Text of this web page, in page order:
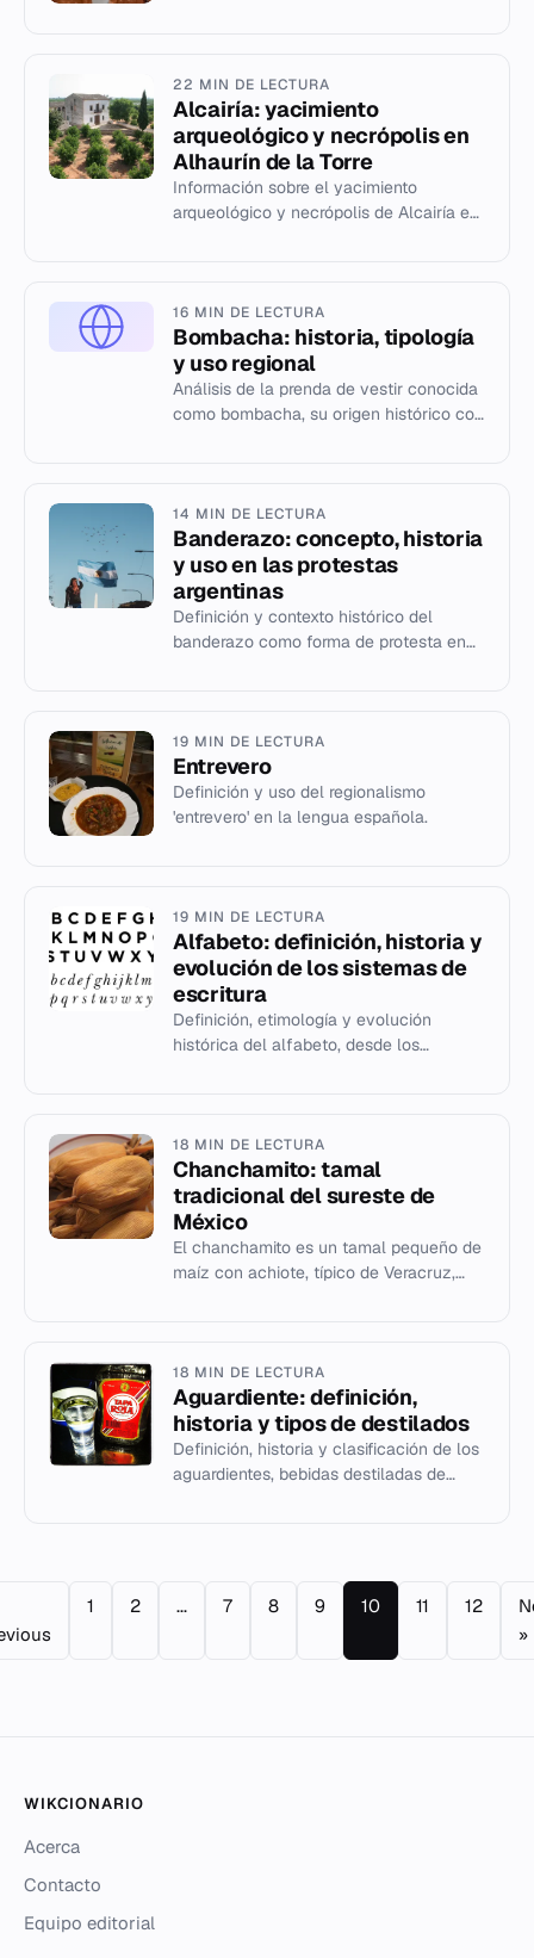
22 MIN DE LECTURA
Alcairía: yacimiento
arqueológico y necrópolis en
Alhaurín de la Torre
Información sobre el yacimiento
arqueológico y necrópolis de Alcairía en
16 MIN DE LECTURA
Bombacha: historia, tipología
y uso regional
Análisis de la prenda de vestir conocida
como bombacha, su origen histórico con
14 MIN DE LECTURA
Banderazo: concepto, historia
y uso en las protestas
argentinas
Definición y contexto histórico del
banderazo como forma de protesta en
19 MIN DE LECTURA
Entrevero
Definición y uso del regionalismo
'entrevero' en la lengua española.
19 MIN DE LECTURA
Alfabeto: definición, historia y
evolución de los sistemas de
escritura
Definición, etimología y evolución
histórica del alfabeto, desde los
18 MIN DE LECTURA
Chanchamito: tamal
tradicional del sureste de
México
El chanchamito es un tamal pequeño de
maíz con achiote, típico de Veracruz,
18 MIN DE LECTURA
Aguardiente: definición,
historia y tipos de destilados
Definición, historia y clasificación de los
aguardientes, bebidas destiladas de
1 2 ... 7 8 9 10 11 12
»
WIKCIONARIO
Acerca
Contacto
Equipo editorial